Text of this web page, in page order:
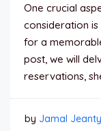
One crucial
consideration
for a
post, we will
reservations,
by Jamal Jeanty